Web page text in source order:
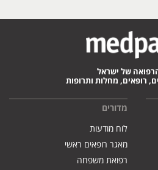
של ישראל
רופאים, מחלות ותרופות
מדורים
לוח מודעות
מאגר רופאים ראשי
רפואת משפחה